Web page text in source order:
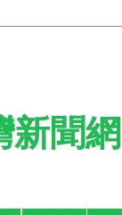
新聞網